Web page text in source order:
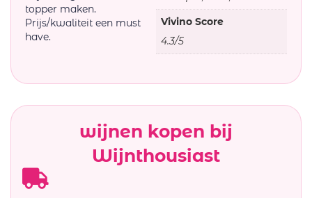
topper maken.
Prijs/kwaliteit een must
have.
Vivino Score
4.3/5
wijnen kopen bij
Wijnthousiast